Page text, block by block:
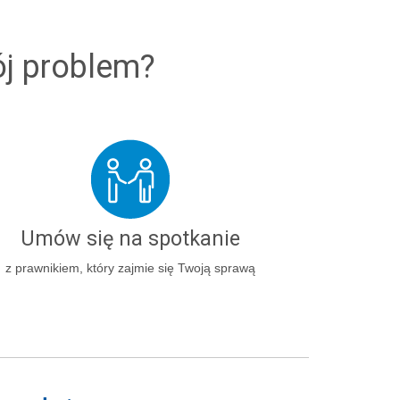
problem?
Umów się na spotkanie
z prawnikiem, który zajmie się Twoją sprawą